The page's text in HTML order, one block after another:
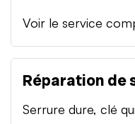
Voir le service
Réparation de
Serrure dure, clé